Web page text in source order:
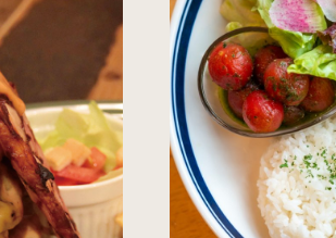
原市 つがる市 弘前市